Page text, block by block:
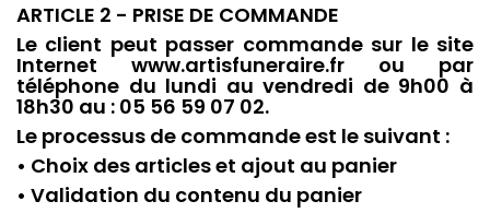
ARTICLE 2 - PRISE DE COMMANDE
Le client peut passer commande sur le site
Internet www.artisfuneraire.fr ou par
téléphone du lundi au vendredi de 9h00 à
18h30 au : 05 56 59 07 02.
Le processus de commande est le suivant :
• Choix des articles et ajout au panier
• Validation du contenu du panier